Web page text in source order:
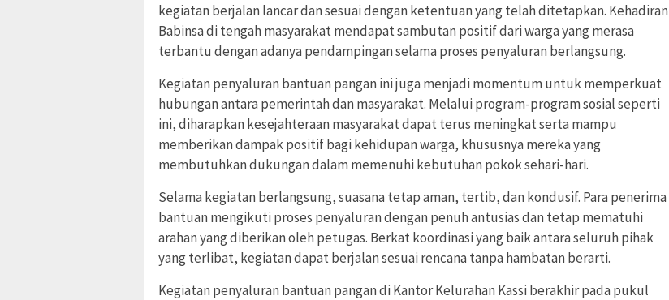
kegiatan berjalan lancar dan sesuai dengan ketentuan yang telah ditetapkan. Kehadiran
Babinsa di tengah masyarakat mendapat sambutan positif dari warga yang merasa
terbantu dengan adanya pendampingan selama proses penyaluran berlangsung.
Kegiatan penyaluran bantuan pangan ini juga menjadi momentum untuk memperkuat
hubungan antara pemerintah dan masyarakat. Melalui program-program sosial seperti
ini, diharapkan kesejahteraan masyarakat dapat terus meningkat serta mampu
memberikan dampak positif bagi kehidupan warga, khususnya mereka yang
membutuhkan dukungan dalam memenuhi kebutuhan pokok sehari-hari.
Selama kegiatan berlangsung, suasana tetap aman, tertib, dan kondusif. Para penerima
bantuan mengikuti proses penyaluran dengan penuh antusias dan tetap mematuhi
arahan yang diberikan oleh petugas. Berkat koordinasi yang baik antara seluruh pihak
yang terlibat, kegiatan dapat berjalan sesuai rencana tanpa hambatan berarti.
Kegiatan penyaluran bantuan pangan di Kantor Kelurahan Kassi berakhir pada pukul